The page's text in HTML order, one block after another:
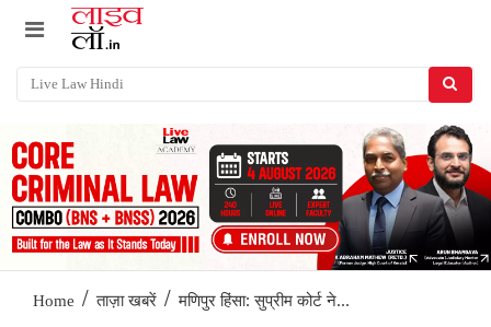
Home / ताज़ा खबरें / मणिपुर हिंसा: सुप्रीम कोर्ट ने...